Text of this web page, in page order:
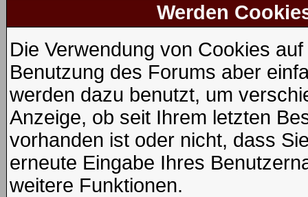
Werden
Die Verwendung von Cookies
Benutzung des Forums aber
werden dazu benutzt, um
Anzeige, ob seit Ihrem letzten
vorhanden ist oder nicht, dass
erneute Eingabe Ihres
weitere Funktionen.